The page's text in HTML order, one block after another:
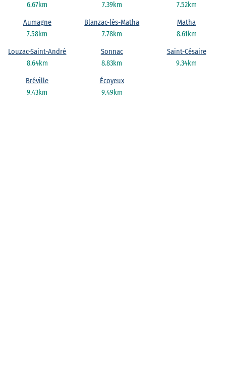
6.67km
7.39km
7.52km
7.58km
Aumagne
7.78km
Blanzac-lès-Matha
8.61km
Matha
8.64km
Louzac-Saint-André
8.83km
Sonnac
9.34km
Saint-Césaire
9.43km
Bréville
9.49km
Écoyeux